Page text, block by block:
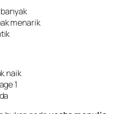
menarik
naik
1